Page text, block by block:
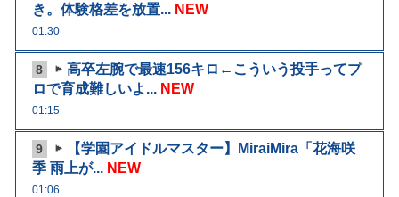
き。体験格差を放置... NEW
01:30
8
高卒左腕で最速156キロ←こういう投手ってプ
ロで育成難しいよ... NEW
01:15
9
【学園アイドルマスター】MiraiMira「花海咲
季 雨上が... NEW
01:06